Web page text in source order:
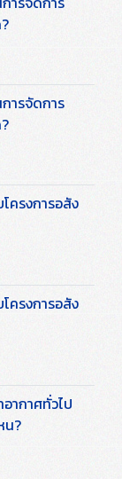
การจัดการ
ครงการอสัง
ครงการอสัง
อากาศทั่วไป
น?